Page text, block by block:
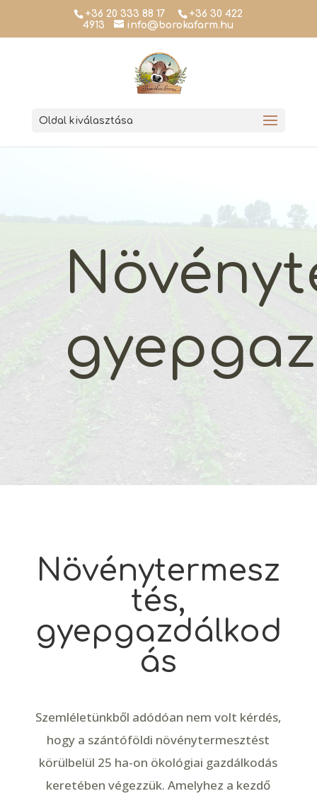
+36 20 333 88 17
+36 30 422
4913
info@borokafarm.hu
Oldal kiválasztása
Növénytermesz
tés,
gyepgazdálkod
ás
Szemléletünkből adódóan nem volt kérdés,
hogy a szántóföldi növénytermesztést
körülbelül 25 ha-on ökológiai gazdálkodás
keretében végezzük. Amelyhez a kezdő